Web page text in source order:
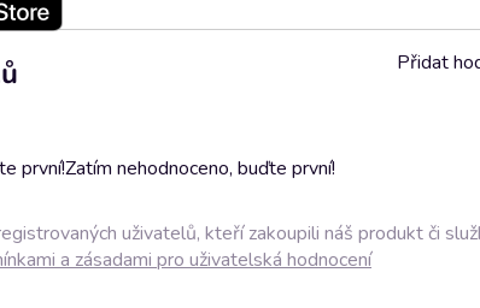
první!Zatím nehodnoceno, buďte první!
Přidat
uživatelů, kteří zakoupili náš produkt či
a zásadami pro uživatelská hodnocení